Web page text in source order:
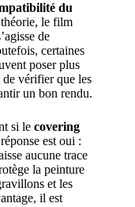
du
le film
de
certaines
poser plus
vérifier que les
un bon rendu.
si le covering
est oui :
aucune trace
la peinture
et les
il est